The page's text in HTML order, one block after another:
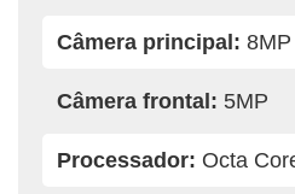
Câmera principal: 8MP
Câmera frontal: 5MP
Processador: Octa